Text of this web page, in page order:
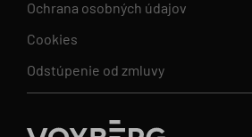
Ochrana osobných údajov
Cookies
Odstúpenie od zmluvy